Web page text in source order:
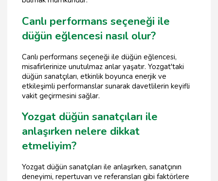
Canlı performans seçeneği ile
düğün eğlencesi nasıl olur?
Canlı performans seçeneği ile düğün eğlencesi,
misafirlerinize unutulmaz anlar yaşatır. Yozgat'taki
düğün sanatçıları, etkinlik boyunca enerjik ve
etkileşimli performanslar sunarak davetlilerin keyifli
vakit geçirmesini sağlar.
Yozgat düğün sanatçıları ile
anlaşırken nelere dikkat
etmeliyim?
Yozgat düğün sanatçıları ile anlaşırken, sanatçının
deneyimi, repertuvarı ve referansları gibi faktörlere